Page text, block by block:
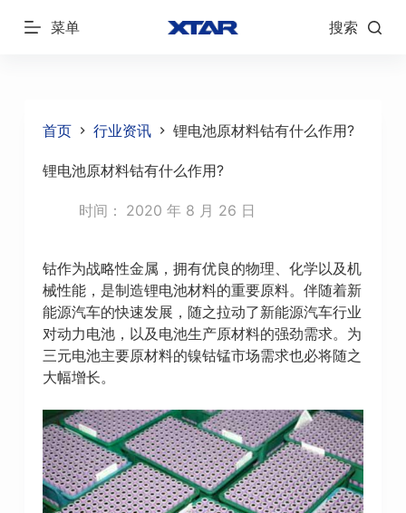
跳
菜单 搜索
首页 行业资讯 锂电池原材料钴有什么作用?
锂电池原材料钴有什么作用?
时间： 2020 年 8 月 26 日
钴作为战略性金属，拥有优良的物理、化学以及机
械性能，是制造锂电池材料的重要原料。伴随着新
能源汽车的快速发展，随之拉动了新能源汽车行业
对动力电池，以及电池生产原材料的强劲需求。为
三元电池主要原材料的镍钴锰市场需求也必将随之
大幅增长。